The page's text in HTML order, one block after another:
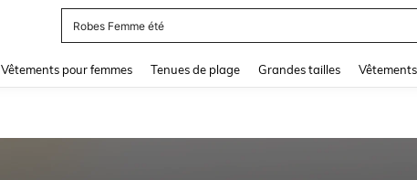
Robes Femme été
Vêtements pour femmes Tenues de plage Grandes tailles